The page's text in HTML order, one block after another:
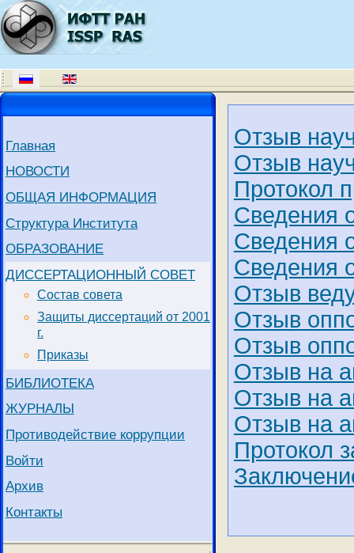
Главная
НОВОСТИ
ОБЩАЯ ИНФОРМАЦИЯ
Структура Института
ОБРАЗОВАНИЕ
ДИССЕРТАЦИОННЫЙ СОВЕТ
Состав совета
Защиты диссертаций от 2001
г.
Приказы
БИБЛИОТЕКА
ЖУРНАЛЫ
Противодействие коррупции
Войти
Архив
Контакты
Отзыв
Отзыв
Протокол
Сведения
Сведения
Сведения
Отзыв
Отзыв
Отзыв
Отзыв на
Отзыв на
Отзыв на
Протокол